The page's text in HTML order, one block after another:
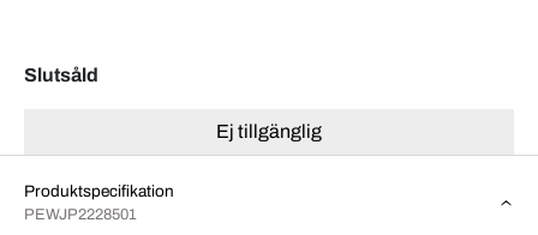
Slutsåld
Ej tillgänglig
Produktspecifikation
PEWJP2228501